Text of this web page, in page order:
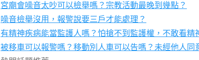
宮廟會噪音太吵可以檢舉嗎？宗教活動最晚到幾點？
噪音檢舉沒用，報警說要三戶才能處理？
有精神疾病能當監護人嗎？怕搶不到監護權，不敢看精
被移車可以報警嗎？移動別人車可以告嗎？未經他人同